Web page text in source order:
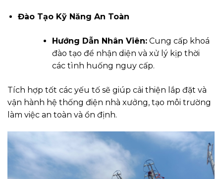
Đào Tạo Kỹ Năng An Toàn
Hướng Dẫn Nhân Viên:Cung cấp khoá
đào tạo để nhận diện và xử lý kịp thời
các tình huống nguy cấp.
Tích hợp tốt các yếu tố sẽ giúp cải thiện lắp đặt và
vận hành hệ thống điện nhà xưởng, tạo môi trường
làm việc an toàn và ổn định.